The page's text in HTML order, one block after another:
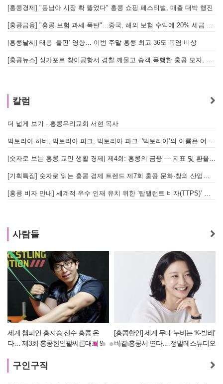
[홍콩경제] "동남아 시장 확 뚫었다" 홍콩 쇼핑 페스티벌, 매출 대박 행진
[홍콩금융] "홍콩 보험 과세 폭탄"…중국, 해외 보험 수익에 20% 세금 부과로 관련주 급락
[홍콩날씨] 태풍 ‘돌핀’ 영향… 이번 주말 홍콩 최고 36도 폭염 비상
[홍콩뉴스] 싱가포르 창이공항서 경찰 깨물고 승객 폭행한 홍콩 모자, 결국 감옥행
칼럼
더 넓게 보기 - 홍콩우리교회 서현 목사
빅토리아 하버, 빅토리아 피크, 빅토리아 파크. '빅토리아’의 이름은 어떻게 온 걸까? - [이승권 원장의 생활칼럼]
[숫자로 보는 홍콩 교민 생활 경제] 제4회: 홍콩의 금융 — 지표 및 환율, MPF 운영 현황
[기획특집] 숫자로 읽는 홍콩 경제 트렌드 제7회 홍콩 문화·창의 산업의 구조와 분야별 동향
[홍콩 비자 안내] 세계적 우수 인재 유치 위한 ‘탑탤런트 비자(TTPS)’ 주요 요건
사람들
[홍콩한인] 세계 무대 누비는 ‘K-발레’
비결 홍콩서 연다… 정발레스튜디오
[홍콩한인] 이흥수 약사, 세계적 내추
럴 보디빌딩 대회 WNBF 홍콩서 '마
구인구직